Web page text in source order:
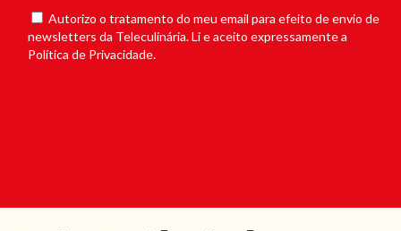
Autorizo o tratamento do meu email para efeito de envio de
newsletters da Teleculinária. Li e aceito expressamente a
Política de Privacidade.